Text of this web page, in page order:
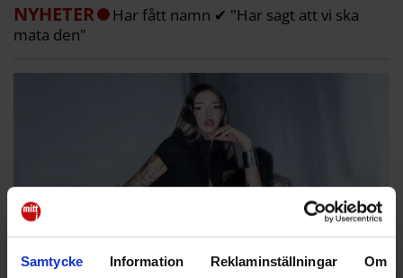
Samtycke Information Reklaminställningar Om
NYHETER
Har fått namn ✔ "Har sagt att vi ska
mata den"